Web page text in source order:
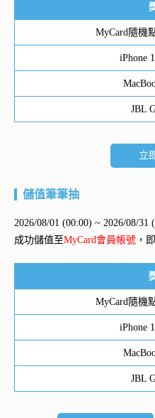
MyCard隨機
iPhone
JBL
立
儲值筆筆抽
2026/08/01 (00:00) ~ 2026/08/
成功儲值至MyCard會員帳號 ，
MyCard隨機
iPhone
JBL